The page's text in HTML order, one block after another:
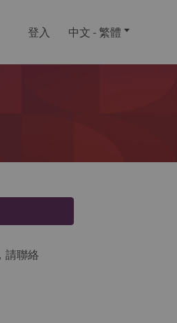
登入 中文 - 繁體
請聯絡